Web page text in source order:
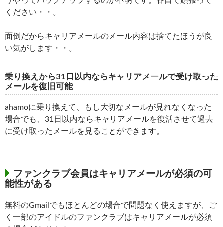
ください・・。
面倒だからキャリアメールのメール内容は捨てたほうが良
い気がします・・。
乗り換えから31日以内ならキャリアメールで受け取った
メールを復旧可能
ahamoに乗り換えて、もし大切なメールが見れなくなった
場合でも、31日以内ならキャリアメールを復活させて過去
に受け取ったメールを見ることができます。
ファンクラブ会員はキャリアメールが必須の可
能性がある
無料のGmailでもほとんどの場合で問題なく使えますが、ご
く一部のアイドルのファンクラブはキャリアメールが必須